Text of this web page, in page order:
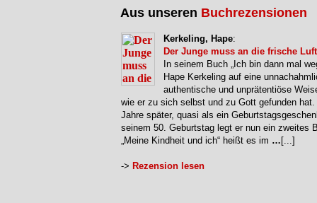
Aus unseren Buchrezensionen
Kerkeling, Hape:
Der Junge muss an die frische Luft
In seinem Buch „Ich bin dann mal
Hape Kerkeling auf eine
authentische und unprätentiöse
wie er zu sich selbst und zu Gott gefunden hat.
Jahre später, quasi als ein
seinem 50. Geburtstag legt er nun ein zweites
„Meine Kindheit und ich“ heißt es im … [...]
-> Rezension lesen